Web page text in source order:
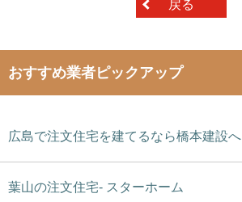
戻る
おすすめ業者ピックアップ
広島で注文住宅を建てるなら橋本建設へ
葉山の注文住宅- スターホーム